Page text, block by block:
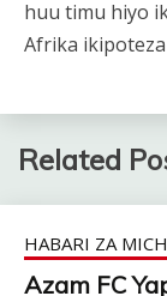
huu timu hiyo
Afrika
Related
HABARI ZA
Azam FC